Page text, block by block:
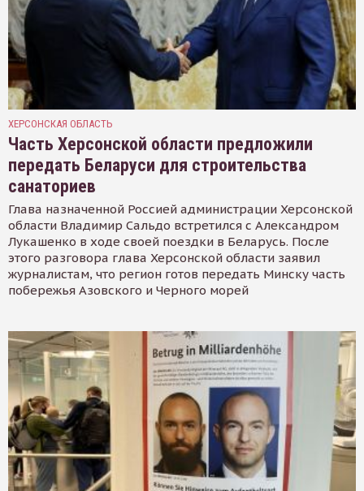
ХЕРСОНСКАЯ ОБЛАСТЬ
Часть Херсонской области предложили
передать Беларуси для строительства
санаториев
Глава назначенной Россией администрации Херсонской
области Владимир Сальдо встретился с Александром
Лукашенко в ходе своей поездки в Беларусь. После
этого разговора глава Херсонской области заявил
журналистам, что регион готов передать Минску часть
побережья Азовского и Черного морей